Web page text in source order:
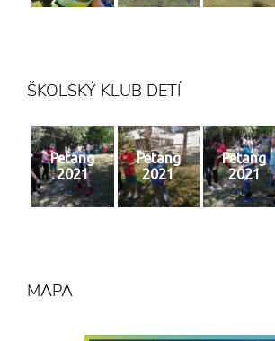
ŠKOLSKÝ KLUB DETÍ
Petang
2021
Petang
2021
Petang
2021
MAPA